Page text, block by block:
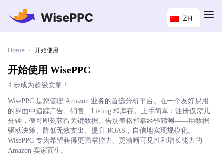
ZH
Home / 开始使用
开始使用 WisePPC
4 步成为超级卖家！
WisePPC 是您管理 Amazon 业务的首选分析平台。在一个友好易用
的界面中追踪广告、销售、Listing 和库存。上手简单：注册仅需几
分钟，便可即刻获得关键数据。告别表格和靠经验猜测——用数据
驱动决策、降低无效支出、提升 ROAS，自信地实现规模化。
WisePPC 专为希望获得更强掌控力、更清晰可见性和增长能力的
Amazon 卖家而生。